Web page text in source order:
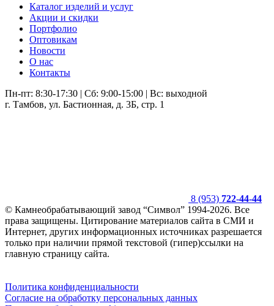
Каталог изделий и услуг
Акции и скидки
Портфолио
Оптовикам
Новости
О нас
Контакты
Пн-пт: 8:30-17:30 | Сб: 9:00-15:00 | Вс: выходной
г. Тамбов, ул. Бастионная, д. 3Б, стр. 1
8 (953) 722-44-44
© Камнеобрабатывающий завод “Символ” 1994-2026. Все
права защищены. Цитирование материалов сайта в СМИ и
Интернет, других информационных источниках разрешается
только при наличии прямой текстовой (гипер)ссылки на
главную страницу сайта.
Политика конфиденциальности
Согласие на обработку персональных данных